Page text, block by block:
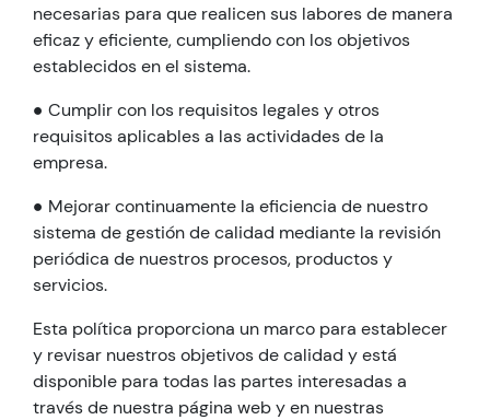
necesarias para que realicen sus labores de manera
eficaz y eficiente, cumpliendo con los objetivos
establecidos en el sistema.
● Cumplir con los requisitos legales y otros
requisitos aplicables a las actividades de la
empresa.
● Mejorar continuamente la eficiencia de nuestro
sistema de gestión de calidad mediante la revisión
periódica de nuestros procesos, productos y
servicios.
Esta política proporciona un marco para establecer
y revisar nuestros objetivos de calidad y está
disponible para todas las partes interesadas a
través de nuestra página web y en nuestras